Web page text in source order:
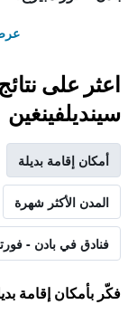
اعثر على
سينديلفينغين
أمكان إقامة بديلة
المدن الأكثر شهرة
فنادق في بادن -
فكّر بأمكان إقامة